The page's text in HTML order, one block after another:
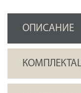
ОПИСАНИЕ